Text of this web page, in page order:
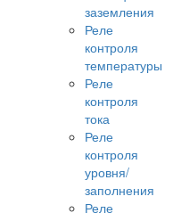
заземления
Реле
контроля
температуры
Реле
контроля
тока
Реле
контроля
уровня/
заполнения
Реле